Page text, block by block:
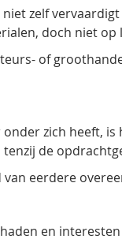
zelf
doch niet
of
zich heeft,
de
eerdere
en